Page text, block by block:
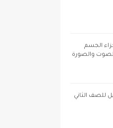
الجسم
والصورة
للصف الثاني